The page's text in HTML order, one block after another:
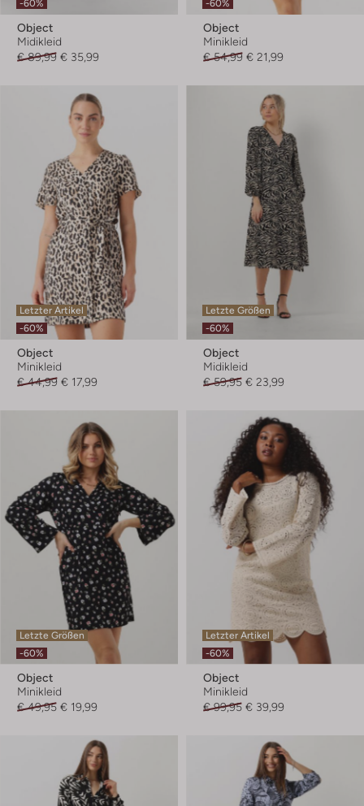
-60%
Object
Midikleid
€ 89,99 € 35,99
-60%
Object
Minikleid
€ 54,99 € 21,99
Letzter Artikel
-60%
Object
Minikleid
€ 44,99 € 17,99
Letzte Größen
-60%
Object
Midikleid
€ 59,95 € 23,99
Letzte Größen
-60%
Object
Minikleid
€ 49,95 € 19,99
Letzter Artikel
-60%
Object
Minikleid
€ 99,95 € 39,99